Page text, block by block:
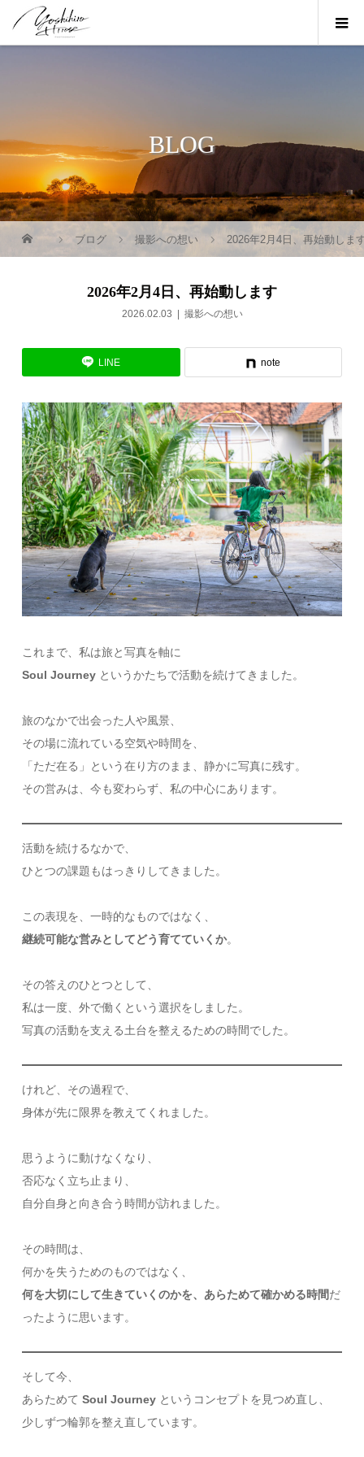
BLOG
ブログ 撮影への想い 2026年2月4日、再始動しま
2026年2月4日、再始動します
2026.02.03 撮影への想い
LINE note
これまで、私は旅と写真を軸に
Soul Journey というかたちで活動を続けてきました。
旅のなかで出会った人や風景、
その場に流れている空気や時間を、
「ただ在る」という在り方のまま、静かに写真に残す。
その営みは、今も変わらず、私の中心にあります。
活動を続けるなかで、
ひとつの課題もはっきりしてきました。
この表現を、一時的なものではなく、
継続可能な営みとしてどう育てていくか。
その答えのひとつとして、
私は一度、外で働くという選択をしました。
写真の活動を支える土台を整えるための時間でした。
けれど、その過程で、
身体が先に限界を教えてくれました。
思うように動けなくなり、
否応なく立ち止まり、
自分自身と向き合う時間が訪れました。
その時間は、
何かを失うためのものではなく、
何を大切にして生きていくのかを、あらためて確かめる時間だ
ったように思います。
そして今、
あらためてSoul Journey というコンセプトを見つめ直し、
少しずつ輪郭を整え直しています。